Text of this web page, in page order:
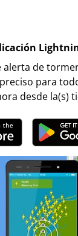
alerta de
para
desde la(s)